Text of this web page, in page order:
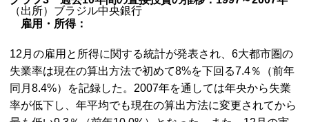
（出所）ブラジル中央銀行
雇用・所得：
12月の雇用と所得に関する統計が発表され、6大都市圏の
失業率は現在の算出方法で初めて8%を下回る7.4％（前年
同月8.4%）を記録した。2007年を通しては年央から失業
率が低下し、年平均でも現在の算出方法に変更されてから